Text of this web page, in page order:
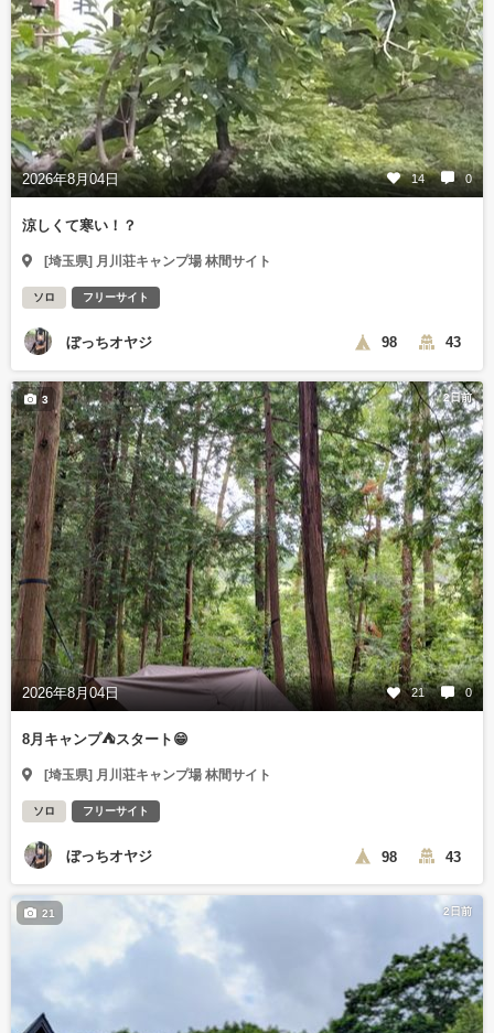
2026年8月04日 14 0
涼しくて寒い！？
[埼玉県] 月川荘キャンプ場 林間サイト
ソロ フリーサイト
ぼっちオヤジ 98 43
2日前
2026年8月04日 21 0
3
8月キャンプ⛺️スタート😁
[埼玉県] 月川荘キャンプ場 林間サイト
ソロ フリーサイト
ぼっちオヤジ 98 43
2日前
21